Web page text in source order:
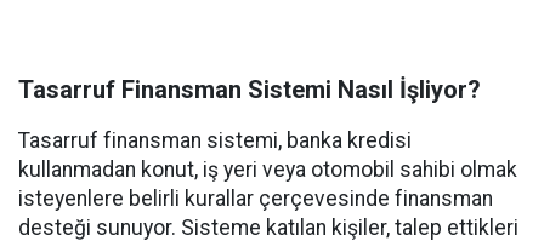
Tasarruf Finansman Sistemi Nasıl İşliyor?
Tasarruf finansman sistemi, banka kredisi
kullanmadan konut, iş yeri veya otomobil sahibi olmak
isteyenlere belirli kurallar çerçevesinde finansman
desteği sunuyor. Sisteme katılan kişiler, talep ettikleri